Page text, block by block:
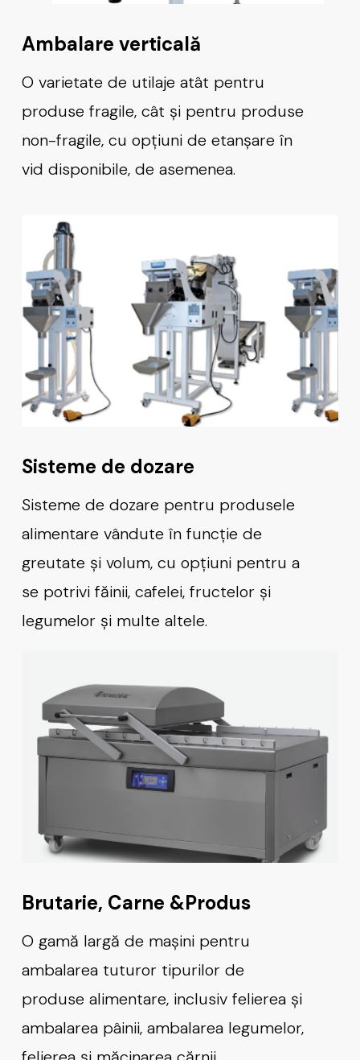
Ambalare verticală
O varietate de utilaje atât pentru
produse fragile, cât și pentru produse
non-fragile, cu opțiuni de etanșare în
vid disponibile, de asemenea.
Sisteme de dozare
Sisteme de dozare pentru produsele
alimentare vândute în funcție de
greutate și volum, cu opțiuni pentru a
se potrivi făinii, cafelei, fructelor și
legumelor și multe altele.
Brutarie, Carne &Produs
O gamă largă de mașini pentru
ambalarea tuturor tipurilor de
produse alimentare, inclusiv felierea și
ambalarea pâinii, ambalarea legumelor,